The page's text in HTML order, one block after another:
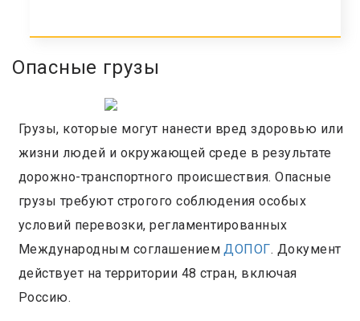
Опасные грузы
Грузы, которые могут нанести вред здоровью или
жизни людей и окружающей среде в результате
дорожно-транспортного происшествия. Опасные
грузы требуют строгого соблюдения особых
условий перевозки, регламентированных
Международным соглашениемДОПОГ. Документ
действует на территории 48 стран, включая
Россию.